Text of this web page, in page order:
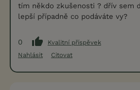
tím někdo zkušenosti ? dřív sem
lepší případně co podáváte vy?
0
Kvalitní příspěvek
Nahlásit
Citovat